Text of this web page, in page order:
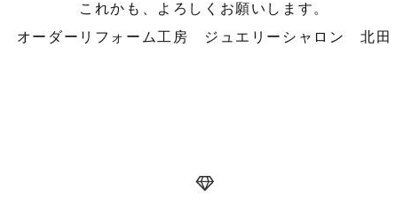
これかも、よろしくお願いします。
オーダーリフォーム工房 ジュエリーシャロン 北田